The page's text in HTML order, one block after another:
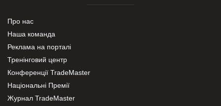
Про нас
Наша команда
Реклама на порталі
Тренінговий центр
Конференції TradeMaster
Національні Премії
Журнал TradeMaster